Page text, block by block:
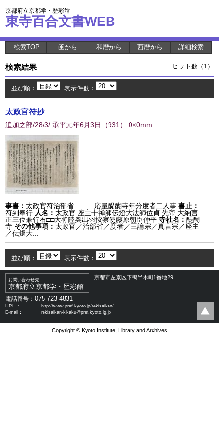
京都府立京都学・歴彩館
東寺百合文書WEB
検索TOP 函から 和暦から 西暦から 詳細検索
検索結果 ヒット数（1）
並び順： 表示件数：
太政官符抄
追加之部/28/3/ 承平元年6月3日 （931 ） 0×0mm
事書： 太政官符治部省 応量醍醐寺年分度者二人事 書止：
符到奉行 人名： 太政官 座主十禅師伝燈大法師位貞 先帝 大納言
正三位兼行右□□大将陸奥出羽按察使藤原朝臣仲平 寺社名：醍醐
寺 その他事項： 太政官／治部省／度者／三論宗／真言宗／座主
／伝燈大...
並び順： 表示件数：
お問い合わせ先
京都府立京都学・歴彩館
京都市左京区下鴨半木町1番地29
電話番号：075-723-4831
URL ：
http://www.pref.kyoto.jp/rekisaikan/
E-mail：
rekisaikan-kikaku@pref.kyoto.lg.jp
Copyright © Kyoto Institute, Library and Archives